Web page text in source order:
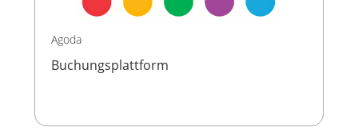
Agoda
Buchungsplattform